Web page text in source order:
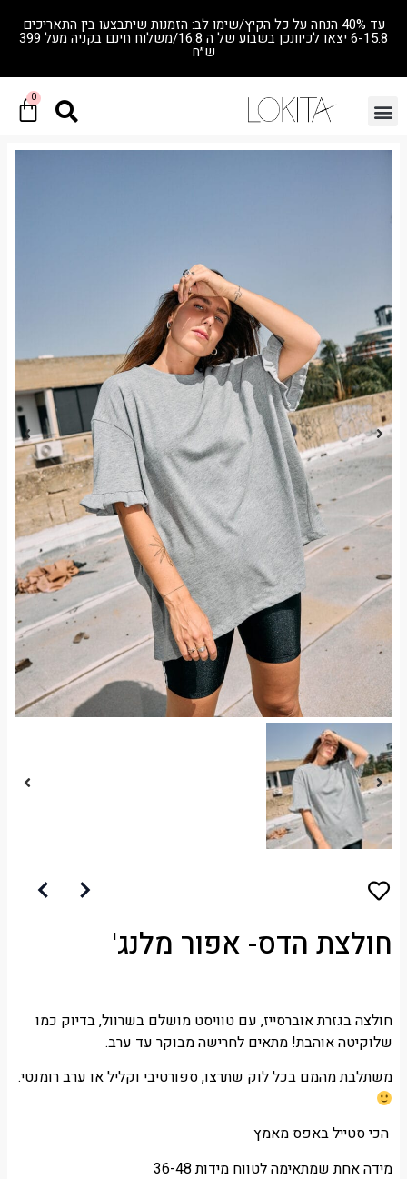
עד 40% הנחה על כל הקיץ/שימו לב: הזמנות שיתבצעו בין התאריכים
6-15.8 יצאו לכיוונכן בשבוע של ה 16.8/משלוח חינם בקניה מעל 399
ש״ח
0
חולצת הדס- אפור מלנג'
חולצה בגזרת אוברסייז, עם טוויסט מושלם בשרוול, בדיוק כמו
שלוקיטה אוהבת! מתאים לחרישה מבוקר עד ערב.
משתלבת מהמם בכל לוק שתרצו, ספורטיבי וקליל או ערב רומנטי.
הכי סטייל באפס מאמץ
מידה אחת שמתאימה לטווח מידות 36-48